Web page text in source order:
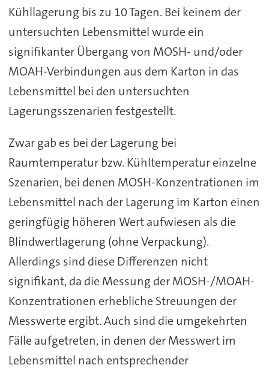
Kühllagerung bis zu 10 Tagen. Bei keinem der
untersuchten Lebensmittel wurde ein
signifikanter Übergang von MOSH- und/oder
MOAH-Verbindungen aus dem Karton in das
Lebensmittel bei den untersuchten
Lagerungsszenarien festgestellt.
Zwar gab es bei der Lagerung bei
Raumtemperatur bzw. Kühltemperatur einzelne
Szenarien, bei denen MOSH-Konzentrationen im
Lebensmittel nach der Lagerung im Karton einen
geringfügig höheren Wert aufwiesen als die
Blindwertlagerung (ohne Verpackung).
Allerdings sind diese Differenzen nicht
signifikant, da die Messung der MOSH-/MOAH-
Konzentrationen erhebliche Streuungen der
Messwerte ergibt. Auch sind die umgekehrten
Fälle aufgetreten, in denen der Messwert im
Lebensmittel nach entsprechender